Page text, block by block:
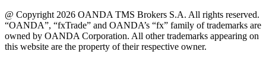
@ Copyright 2026 OANDA TMS Brokers S.A. All rights reserved.
“OANDA”, “fxTrade” and OANDA’s “fx” family of trademarks are
owned by OANDA Corporation. All other trademarks appearing on
this website are the property of their respective owner.